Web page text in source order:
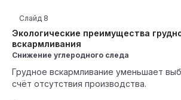
Экологические преимущества
вскармливания
Слайд 8
Снижение углеродного следа
Грудное вскармливание уменьшает
счёт отсутствия производства.